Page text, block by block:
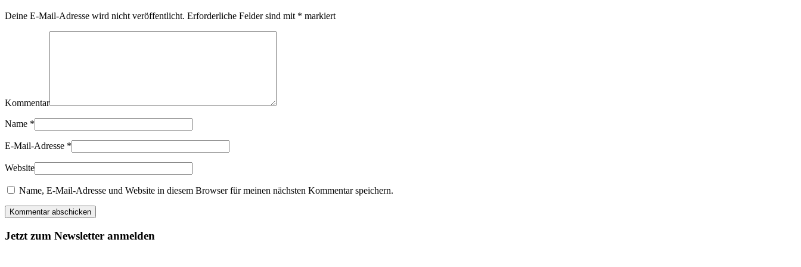
Deine E-Mail-Adresse wird nicht veröffentlicht. Erforderliche Felder sind mit * markiert
Kommentar
Name *
E-Mail-Adresse *
Website
Name, E-Mail-Adresse und Website in diesem Browser für meinen nächsten Kommentar speichern.
Kommentar abschicken
Jetzt zum Newsletter anmelden